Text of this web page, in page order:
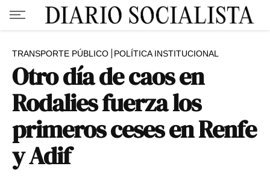
TRANSPORTE PÚBLICO POLÍTICA INSTITUCIONAL
Otro día de caos en
Rodalies fuerza los
primeros ceses en Renfe
y Adif